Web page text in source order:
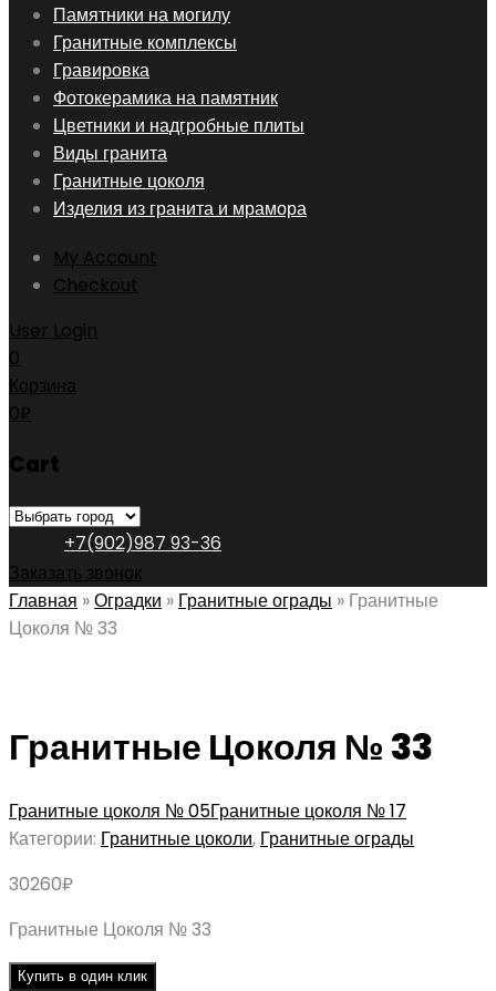
Skip
content
Памятники на могилу
Гранитные комплексы
Гравировка
Фотокерамика на памятник
Цветники и надгробные плиты
Виды гранита
Гранитные цоколя
Изделия из гранита и мрамора
My Account
Checkout
User Login
0
Корзина
0₽
Cart
+7(902)987 93-36
Заказать звонок
Главная »Оградки » Гранитные ограды » Гранитные
Цоколя № 33
Гранитные Цоколя № 33
Гранитные цоколя № 05Гранитные цоколя № 17
Категории: Гранитные цоколи, Гранитные ограды
30260₽
Гранитные Цоколя № 33
Купить в один клик